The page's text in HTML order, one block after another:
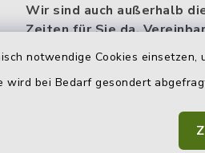
notwendige Cookies
wird bei Bedarf gesondert
Wir sind auch außerhalb
Zeiten für Sie da.
gerne einen persönlichen
Gesprächstermin.